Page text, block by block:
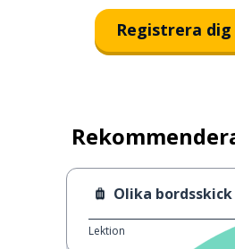
Registrera
Olika bordsskick
Lektion